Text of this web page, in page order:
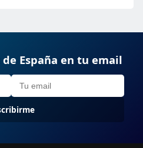
España en tu email